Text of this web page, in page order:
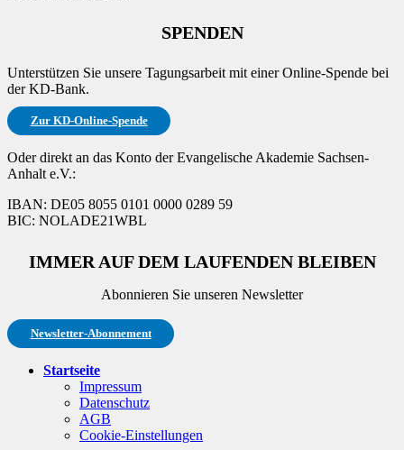
SPENDEN
Unterstützen Sie unsere Tagungsarbeit mit einer Online-Spende bei
der KD-Bank.
Zur KD-Online-Spende
Oder direkt an das Konto der Evangelische Akademie Sachsen-
Anhalt e.V.:
IBAN: DE05 8055 0101 0000 0289 59
BIC: NOLADE21WBL
IMMER AUF DEM LAUFENDEN BLEIBEN
Abonnieren Sie unseren Newsletter
Newsletter-Abonnement
Startseite
Impressum
Datenschutz
AGB
Cookie-Einstellungen